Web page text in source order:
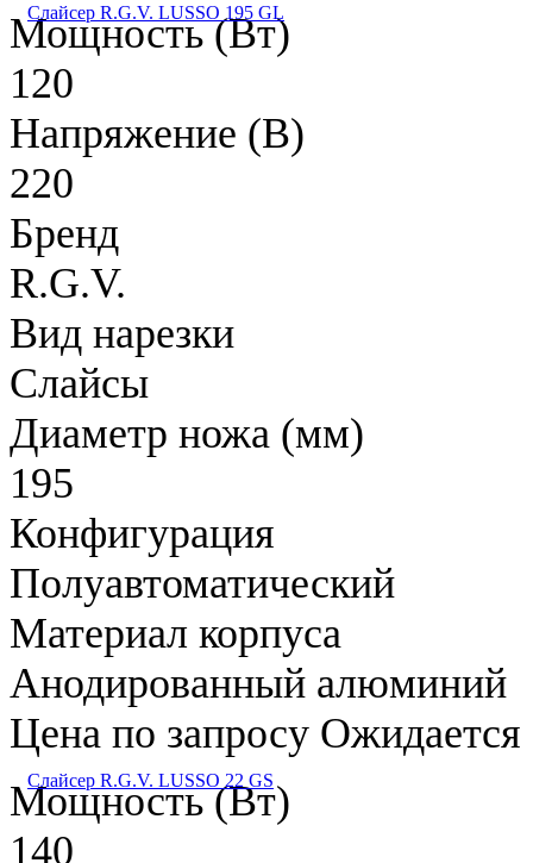
Слайсер R.G.V. LUSSO 195 GL
Мощность (Вт)
120
Напряжение (В)
220
Бренд
R.G.V.
Вид нарезки
Слайсы
Диаметр ножа (мм)
195
Конфигурация
Полуавтоматический
Материал корпуса
Анодированный алюминий
Цена по запросу Ожидается
Слайсер R.G.V. LUSSO 22 GS
Мощность (Вт)
140